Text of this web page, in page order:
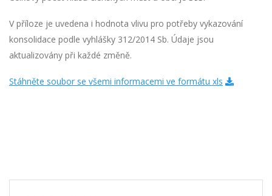
V příloze je uvedena i hodnota vlivu pro potřeby vykazování
konsolidace podle vyhlášky 312/2014 Sb. Údaje jsou
aktualizovány při každé změně.
Stáhněte soubor se všemi informacemi ve formátu xls